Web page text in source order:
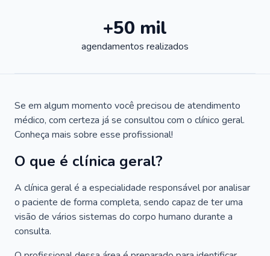
+50 mil
agendamentos realizados
Se em algum momento você precisou de atendimento
médico, com certeza já se consultou com o clínico geral.
Conheça mais sobre esse profissional!
O que é clínica geral?
A clínica geral é a especialidade responsável por analisar
o paciente de forma completa, sendo capaz de ter uma
visão de vários sistemas do corpo humano durante a
consulta.